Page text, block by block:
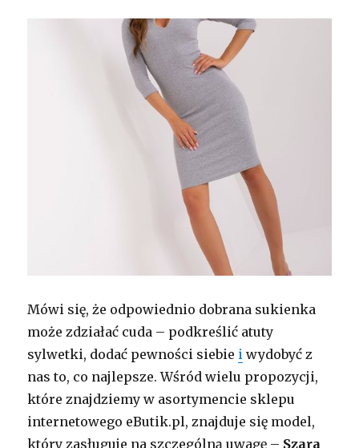
Mówi się, że odpowiednio dobrana sukienka
może zdziałać cuda – podkreślić atuty
sylwetki, dodać pewności siebie i wydobyć z
nas to, co najlepsze. Wśród wielu propozycji,
które znajdziemy w asortymencie sklepu
internetowego eButik.pl, znajduje się model,
który zasługuje na szczególną uwagę – Szara